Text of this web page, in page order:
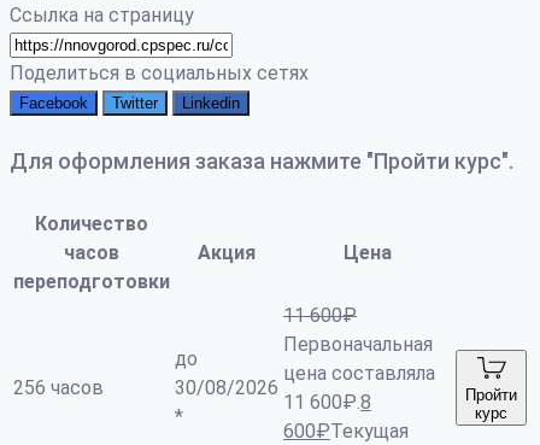
Ссылка на страницу
Поделиться в социальных сетях
Facebook Twitter Linkedin
Для оформления заказа нажмите "Пройти курс".
Количество
часов
переподготовки
Акция Цена
256 часов
до
30/08/2026
*
11 600₽
Первоначальная
цена составляла
11 600₽.8
600₽Текущая
Пройти
курс